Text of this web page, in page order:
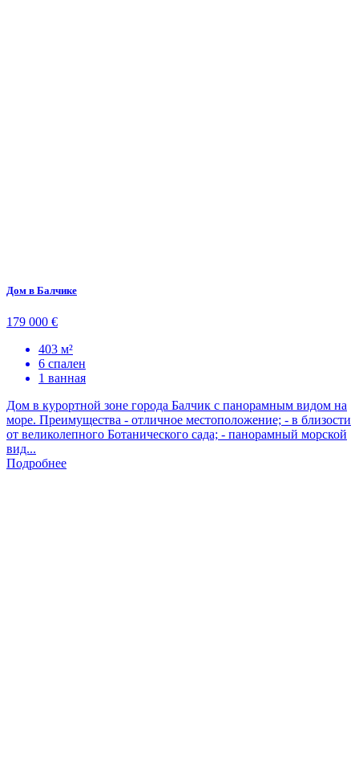
Дом в Балчике
179 000 €
403 м²
6 спален
1 ванная
Дом в курортной зоне города Балчик с панорамным видом на
море. Преимущества - отличное местоположение; - в близости
от великолепного Ботанического сада; - панорамный морской
вид...
Подробнее